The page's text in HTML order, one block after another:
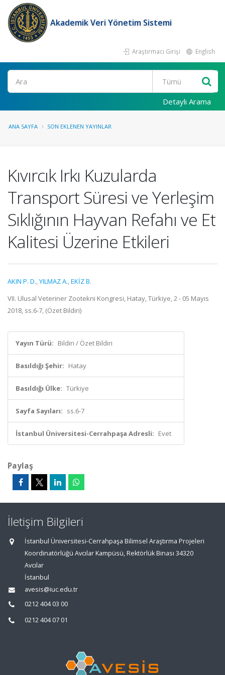
Akademik Veri Yönetim Sistemi
Araştırmacı Girişi English
Ara
Detaylı Arama
ANA SAYFA SON EKLENEN YAYINLAR
Kıvırcık Irkı Kuzularda
Transport Süresi ve Yerleşim
Sıklığının Hayvan Refahı ve Et
Kalitesi Üzerine Etkileri
AKIN P. D.,YILMAZ A.,EKİZ B.
VII. Ulusal Veteriner Zootekni Kongresi, Hatay, Türkiye, 2 - 05 Mayıs
2018, ss.6-7, (Özet Bildiri)
Yayın Türü: Bildiri / Özet Bildiri
Basıldığı Şehir: Hatay
Basıldığı Ülke: Türkiye
Sayfa Sayıları: ss.6-7
İstanbul Üniversitesi-Cerrahpaşa Adresli: Evet
Paylaş
İletişim Bilgileri
İstanbul Üniversitesi-Cerrahpaşa Bilimsel Araştırma Projeleri
Koordinatörlüğü Avcılar Kampüsü, Rektörlük Binası 34320
Avcılar
İstanbul
avesis@iuc.edu.tr
0212 404 03 00
0212 404 07 01